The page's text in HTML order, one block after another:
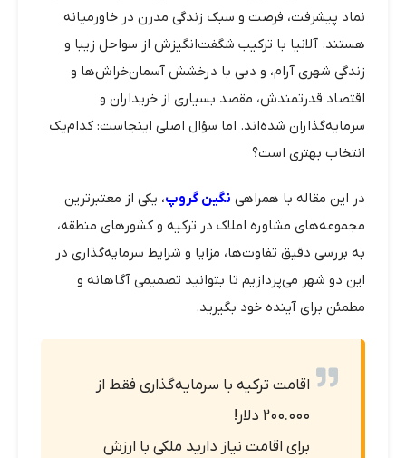
نماد پیشرفت، فرصت و سبک زندگی مدرن در خاورمیانه
هستند. آلانیا با ترکیب شگفت‌انگیزش از سواحل زیبا و
زندگی شهری آرام، و دبی با درخشش آسمان‌خراش‌ها و
اقتصاد قدرتمندش، مقصد بسیاری از خریداران و
سرمایه‌گذاران شده‌اند. اما سؤال اصلی اینجاست: کدام‌یک
انتخاب بهتری است؟
در این مقاله با همراهی نگین گروپ، یکی از معتبرترین
مجموعه‌های مشاوره املاک در ترکیه و کشورهای منطقه،
به بررسی دقیق تفاوت‌ها، مزایا و شرایط سرمایه‌گذاری در
این دو شهر می‌پردازیم تا بتوانید تصمیمی آگاهانه و
مطمئن برای آینده خود بگیرید.
اقامت ترکیه با سرمایه‌گذاری فقط از
۲۰۰.۰۰۰ دلار!
برای اقامت نیاز دارید ملکی با ارزش